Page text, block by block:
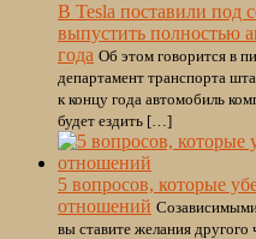
В Tesla поставили под
выпустить полностью
года Об этом говорится в
департамент транспорта
к концу года автомобиль
будет ездить […]
5 вопросов, которые
отношений
вы ставите желания